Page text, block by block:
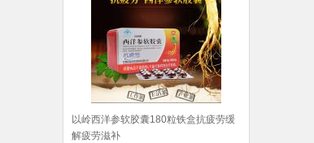
以岭西洋参软胶囊180粒铁盒抗疲劳缓
解疲劳滋补